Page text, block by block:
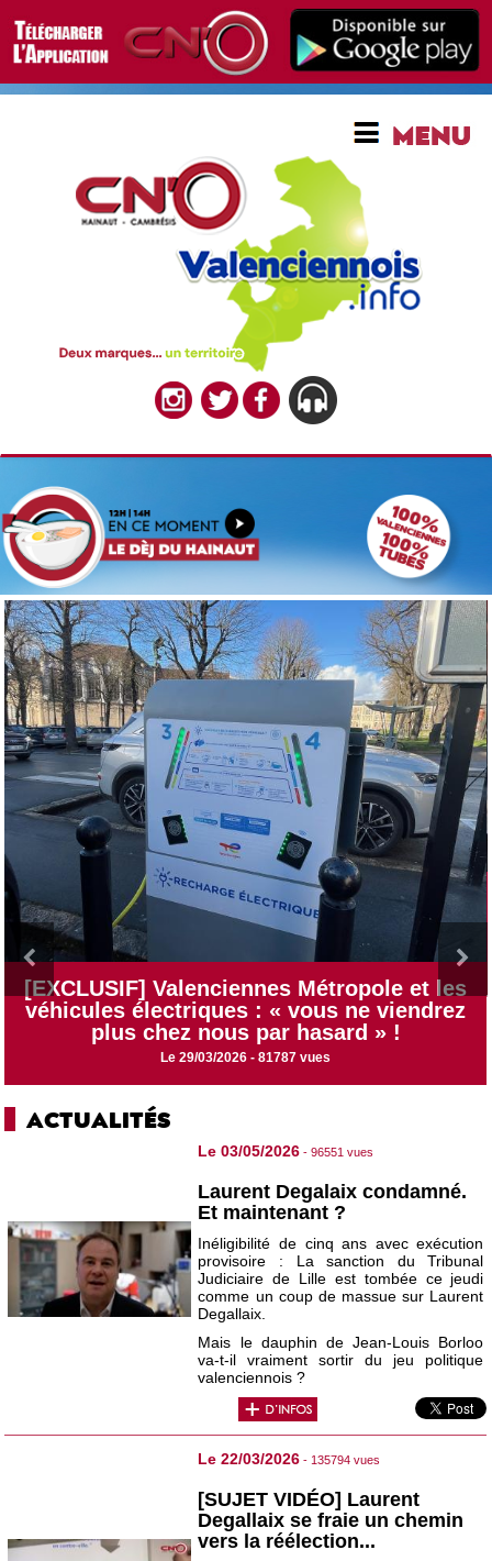
[EXCLUSIF] Valenciennes Métropole et les
véhicules électriques : « vous ne viendrez
plus chez nous par hasard » !
Le 29/03/2026 - 81787 vues
ACTUALITÉS
Le 03/05/2026 - 96551 vues
Laurent Degalaix condamné.
Et maintenant ?
Inéligibilité de cinq ans avec exécution
provisoire : La sanction du Tribunal
Judiciaire de Lille est tombée ce jeudi
comme un coup de massue sur Laurent
Degallaix.
Mais le dauphin de Jean-Louis Borloo
va-t-il vraiment sortir du jeu politique
valenciennois ?
Le 22/03/2026 - 135794 vues
[SUJET VIDÉO] Laurent
Degallaix se fraie un chemin
vers la réélection...